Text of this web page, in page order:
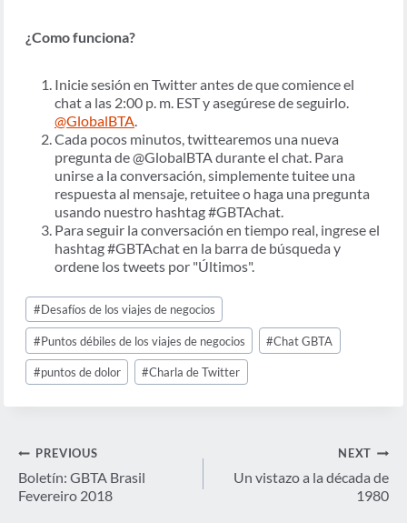
¿Como funciona?
Inicie sesión en Twitter antes de que comience el
chat a las 2:00 p. m. EST y asegúrese de seguirlo.
@GlobalBTA.
Cada pocos minutos, twittearemos una nueva
pregunta de @GlobalBTA durante el chat. Para
unirse a la conversación, simplemente tuitee una
respuesta al mensaje, retuitee o haga una pregunta
usando nuestro hashtag #GBTAchat.
Para seguir la conversación en tiempo real, ingrese el
hashtag #GBTAchat en la barra de búsqueda y
ordene los tweets por "Últimos".
Post
Tags:
#Desafíos de los viajes de negocios
#Puntos débiles de los viajes de negocios #Chat GBTA
#puntos de dolor #Charla de Twitter
Navegación
de
entradas
PREVIOUS
Boletín: GBTA Brasil
Fevereiro 2018
NEXT
Un vistazo a la década de
1980